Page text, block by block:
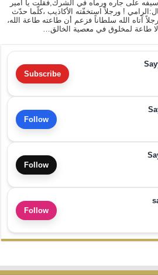
على جاره ورماه في الشرك,فقلت يا أمير
! ورجلاً استخفّته الأكاذيب ،كلّما حدّث
آتاه الله سلطاناً فزعم أن طاعته طاعة الله،
لا طاعة لمخلوق في معصية الخالق…
Subscribe
Follow
Follow
Follow